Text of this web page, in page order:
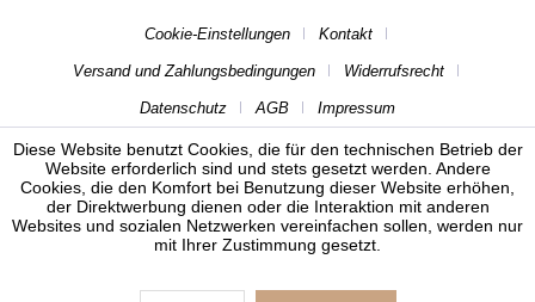
Cookie-Einstellungen Kontakt
Versand und Zahlungsbedingungen Widerrufsrecht
Datenschutz AGB Impressum
Diese Website benutzt Cookies, die für den technischen Betrieb der
Website erforderlich sind und stets gesetzt werden. Andere
Cookies, die den Komfort bei Benutzung dieser Website erhöhen,
der Direktwerbung dienen oder die Interaktion mit anderen
Websites und sozialen Netzwerken vereinfachen sollen, werden nur
mit Ihrer Zustimmung gesetzt.